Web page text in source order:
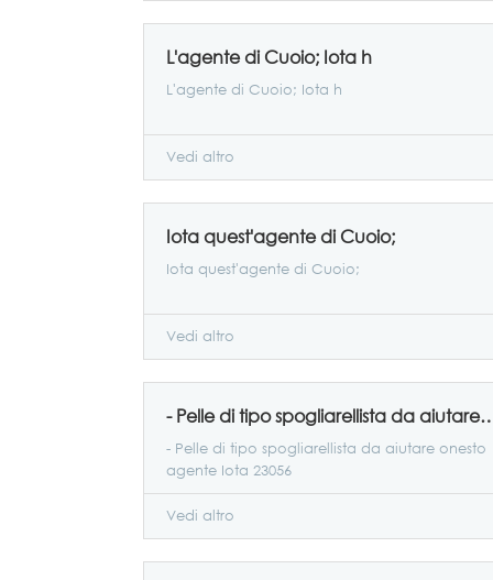
L'agente di Cuoio; Iota h
L'agente di Cuoio; Iota h
Vedi altro
Iota quest'agente di Cuoio;
Iota quest'agente di Cuoio;
Vedi altro
- Pelle di tipo spogliarellista da
- Pelle di tipo spogliarellista da aiutare onesto
agente Iota 23056
Vedi altro